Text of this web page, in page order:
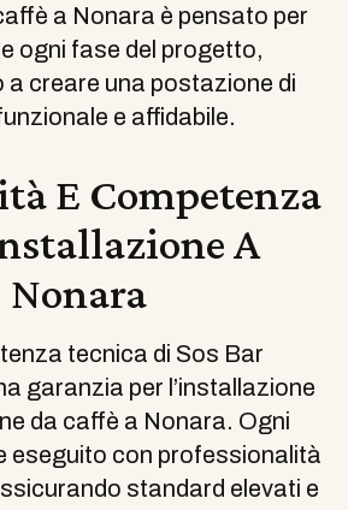
a Nonara è pensato per
ogni fase del progetto,
a creare una postazione di
e affidabile.
E Competenza
A
Nonara
tecnica di Sos Bar
garanzia per l’installazione
da caffè a Nonara. Ogni
eseguito con professionalità
standard elevati e